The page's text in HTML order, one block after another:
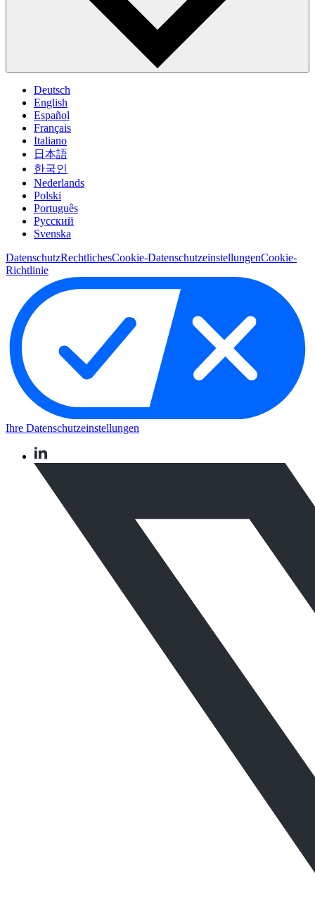
Deutsch
English
Español
Français
Italiano
日本語
한국인
Nederlands
Polski
Português
Pусский
Svenska
DatenschutzRechtlichesCookie-DatenschutzeinstellungenCookie-
Richtlinie
Ihre Datenschutzeinstellungen